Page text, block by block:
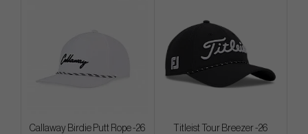
Callaway Birdie Putt Rope -26
Titleist Tour Breezer -26